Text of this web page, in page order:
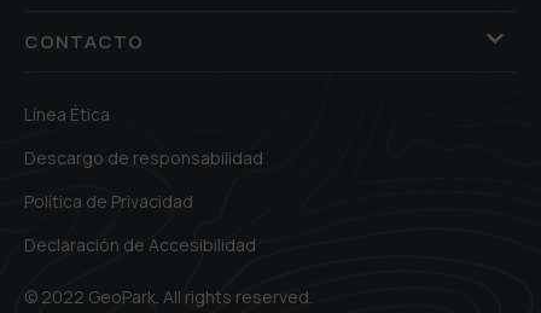
CONTACTO
© 2022 GeoPark. All rights reserved.
Línea Ética
Descargo de responsabilidad
Política de Privacidad
Declaración de Accesibilidad